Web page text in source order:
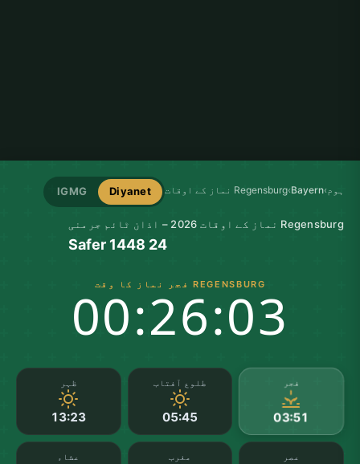
ہوم›
Bayern
›Regensburg نماز کے اوقات Diyanet
IGMG
Regensburg نماز کے اوقات 2026 – اذان ٹائم جرمنی
24 Safer 1448
REGENSBURG فجر نماز کا وقت
00:26:02
فجر
03:51
طلوع آفتاب
05:45
ظہر
13:23
عصر مغرب عشاء